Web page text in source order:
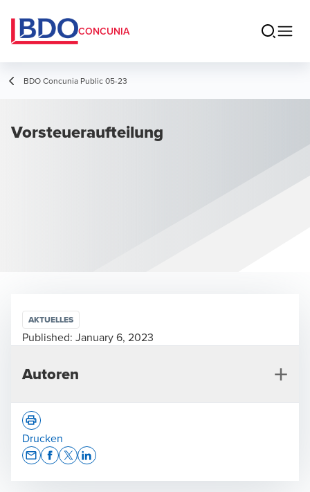
CONCUNIA
BDO Concunia Public 05-23
Vorsteueraufteilung
AKTUELLES
Published: January 6, 2023
Autoren
Drucken